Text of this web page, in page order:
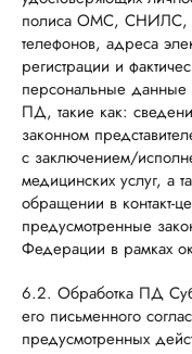
полиса ОМС, СНИЛС,
телефонов, адреса
регистрации и
персональные данные
ПД, такие как:
законном
с заключением/
медицинских услуг, а
обращении в контакт-
предусмотренные
Федерации в рамках
6.2. Обработка ПД
его письменного
предусмотренных